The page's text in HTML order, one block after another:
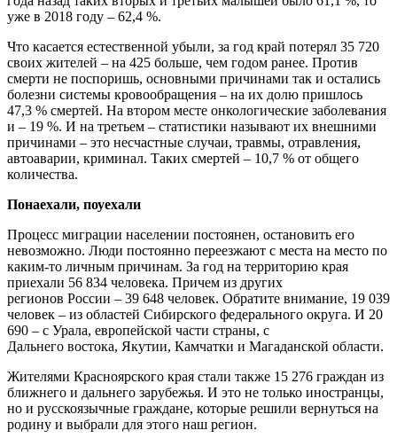
уже в 2018 году – 62,4 %.
Что касается естественной убыли, за год край потерял 35 720
своих жителей – на 425 больше, чем годом ранее. Против
смерти не поспоришь, основными причинами так и остались
болезни системы кровообращения – на их долю пришлось
47,3 % смертей. На втором месте онкологические заболевания
и – 19 %. И на третьем – статистики называют их внешними
причинами – это несчастные случаи, травмы, отравления,
автоаварии, криминал. Таких смертей – 10,7 % от общего
количества.
Понаехали, поуехали
Процесс миграции населении постоянен, остановить его
невозможно. Люди постоянно переезжают с места на место по
каким-то личным причинам. За год на территорию края
приехали 56 834 человека. Причем из других
регионов России – 39 648 человек. Обратите внимание, 19 039
человек – из областей Сибирского федерального округа. И 20
690 – с Урала, европейской части страны, с
Дальнего востока, Якутии, Камчатки и Магаданской области.
Жителями Красноярского края стали также 15 276 граждан из
ближнего и дальнего зарубежья. И это не только иностранцы,
но и русскоязычные граждане, которые решили вернуться на
родину и выбрали для этого наш регион.